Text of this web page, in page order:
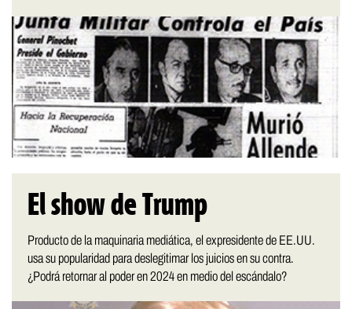
El show de Trump
Producto de la maquinaria mediática, el expresidente de EE.UU.
usa su popularidad para deslegitimar los juicios en su contra.
¿Podrá retornar al poder en 2024 en medio del escándalo?